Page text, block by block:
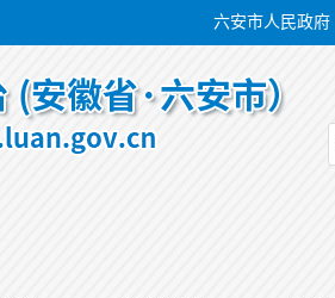
六安市人民政府